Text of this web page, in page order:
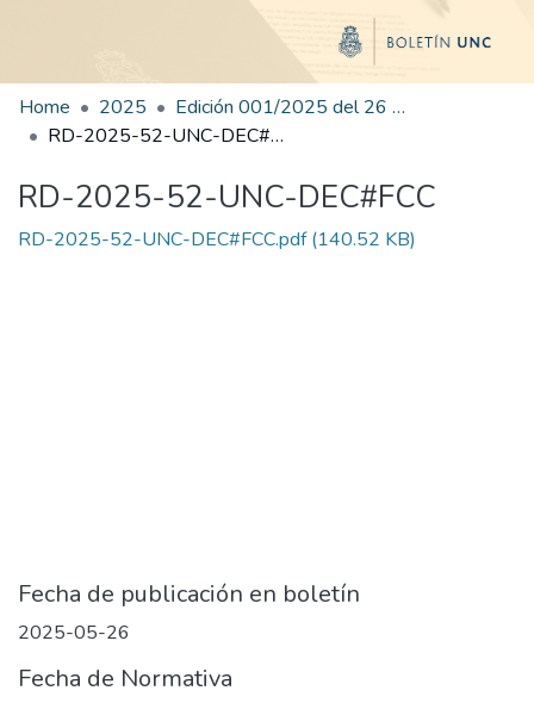
Home 2025
Edición 001/2025 del 26 de mayo de 2025
RD-2025-52-UNC-DEC#FCC
RD-2025-52-UNC-DEC#FCC
RD-2025-52-UNC-DEC#FCC.pdf(140.52 KB)
Fecha de publicación en boletín
2025-05-26
Fecha de Normativa